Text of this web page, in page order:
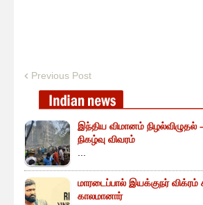
Previous Post
இந்திய விமானம்
நிகழ்வு விவரம்
...
மாரடைப்பால் இயக்குநர் விக்ரம்
காலமானார்